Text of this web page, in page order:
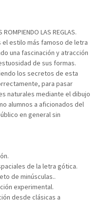
ROMPIENDO LAS REGLAS.
estilo más famoso de letra
una fascinación y atracción
de sus formas.
los secretos de esta
para pasar
naturales mediante el dibujo
alumnos a aficionados del
en general sin
de la letra gótica.
de minúsculas..
experimental.
desde clásicas a